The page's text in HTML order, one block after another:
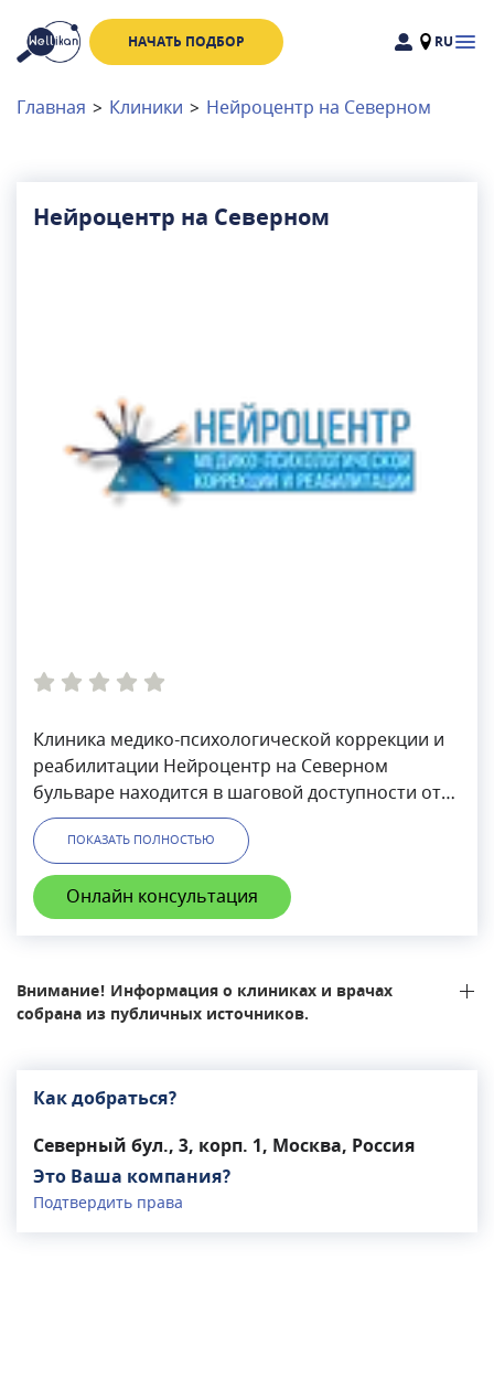
НАЧАТЬ ПОДБОР RU
Доктора
Клиники
Главная > Клиники > Нейроцентр на Северном
Нейроцентр на Северном
Клиника медико-психологической коррекции и
реабилитации Нейроцентр на Северном
бульваре находится в шаговой доступности от
метро Отрадное. Принимают кандидаты
медицинских наук, доктора психологических
наук, врачи высшей квалификационной
категорииВ клинике Нейроцентр ведется прием
по направлениям: психотерапия, психология,
осуществляется выезд врачей на дом. Кроме
того, в клинике можно пройти сеансы
стимуляцию.Клиника работает ежедневно.
ПОКАЗАТЬ ПОЛНОСТЬЮ
Онлайн консультация
Внимание! Информация о клиниках и врачах
собрана из публичных источников.
Как добраться?
Северный бул., 3, корп. 1, Москва, Россия
Это Ваша компания?
Подтвердить права